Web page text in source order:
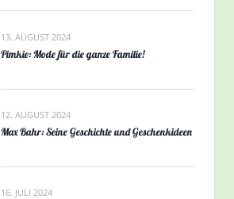
13. AUGUST 2024
Pimkie: Mode für die ganze Familie!
12. AUGUST 2024
Max Bahr: Seine Geschichte und Geschenkideen
16. JULI 2024